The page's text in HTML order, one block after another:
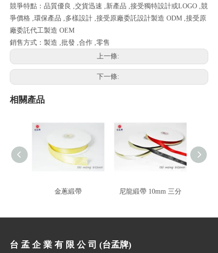
競爭特點：品質優良 ,交貨迅速 ,新產品 ,接受獨特設計或LOGO ,競
爭價格 ,環保產品 ,多樣設計 ,接受原廠委託設計製造 ODM ,接受原
廠委託代工製造 OEM
銷售方式：製造 ,批發 ,合作 ,零售
上一條:
下一條:
相關產品
金蔥緞帶 尼龍緞帶 10mm 三分
台 孟 企 業 有 限 公 司 (台孟牌)